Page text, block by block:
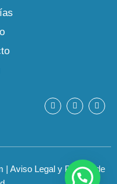
F
a
c
Y
o
u
I
n
s
m
Aviso Legal y Política de